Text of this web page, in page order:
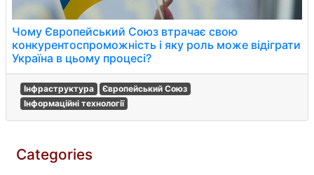
Чому Європейський Союз втрачає свою
конкурентоспроможність і яку роль може відіграти
Україна в цьому процесі?
Інфраструктура
Європейський Союз
Інформаційні технології
Categories